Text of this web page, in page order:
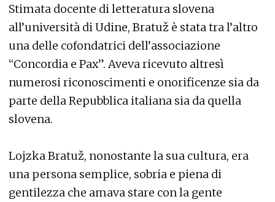
Stimata docente di letteratura slovena
all’università di Udine, Bratuž è stata tra l’altro
una delle cofondatrici dell’associazione
“Concordia e Pax”. Aveva ricevuto altresì
numerosi riconoscimenti e onorificenze sia da
parte della Repubblica italiana sia da quella
slovena.
Lojzka Bratuž, nonostante la sua cultura, era
una persona semplice, sobria e piena di
gentilezza che amava stare con la gente